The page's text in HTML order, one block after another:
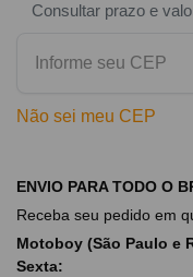
Consultar prazo e
Não sei meu CEP
ENVIO PARA TODO O
Receba seu pedido em
Motoboy (São Paulo e
Sexta: